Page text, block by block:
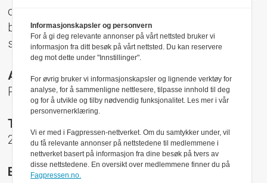
oppnevnt av Norsk Presseforbund som
behandler klager mot mediene i presseetiske
spørsmål.
Adresse:
Rådhusgt 17, 0158 Oslo
Telefon:
22 40 50 40
E-post:
Informasjonskapsler og personvern
For å gi deg relevante annonser på vårt nettsted bruker vi
informasjon fra ditt besøk på vårt nettsted. Du kan reservere
deg mot dette under "Innstillinger".
For øvrig bruker vi informasjonskapsler og lignende verktøy for
analyse, for å sammenligne nettlesere, tilpasse innhold til deg
og for å utvikle og tilby nødvendig funksjonalitet. Les mer i vår
personvernerklæring.
Vi er med i Fagpressen-nettverket. Om du samtykker under, vil
du få relevante annonser på nettstedene til medlemmene i
nettverket basert på informasjon fra dine besøk på tvers av
disse nettstedene. En oversikt over medlemmene finner du på
Fagpressen.no.